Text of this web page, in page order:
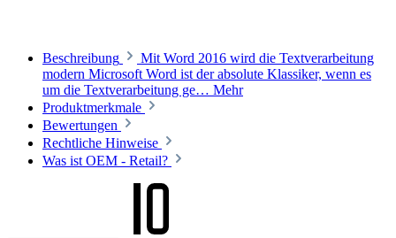
Beschreibung
Mit Word 2016 wird die Textverarbeitung
modern Microsoft Word ist der absolute Klassiker, wenn es
um die Textverarbeitung ge… Mehr
Produktmerkmale
Bewertungen
Rechtliche Hinweise
Was ist OEM - Retail?